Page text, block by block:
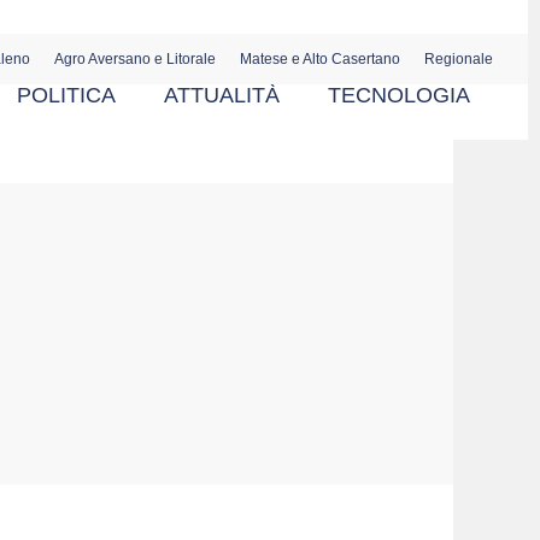
Agro Aversano e Litorale Matese e Alto Casertano Regionale
POLITICA ATTUALITÀ TECNOLOGIA